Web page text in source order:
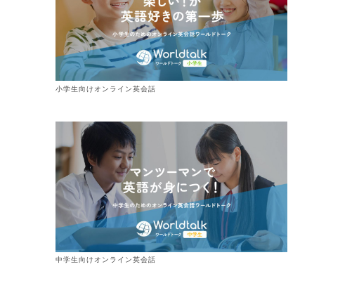
小学生向けオンライン英会話
中学生向けオンライン英会話